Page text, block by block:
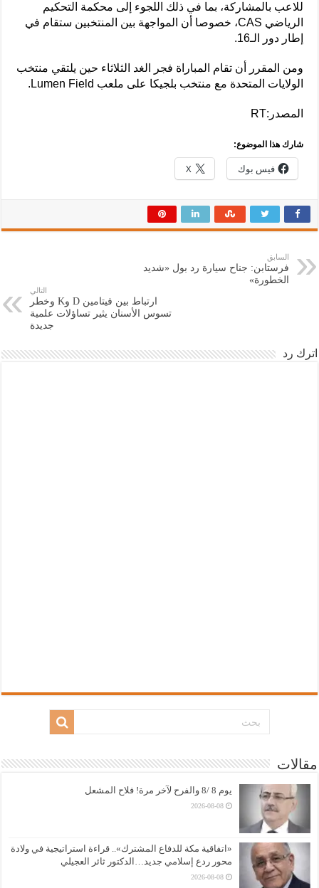
للاعب بالمشاركة، بما في ذلك اللجوء إلى محكمة التحكيم
الرياضي CAS، خصوصا أن المواجهة بين المنتخبين ستقام في
إطار دور الـ16.
ومن المقرر أن تقام المباراة فجر الغد الثلاثاء حين يلتقي منتخب
الولايات المتحدة مع منتخب بلجيكا على ملعب Lumen Field.
المصدر:RT
شارك هذا الموضوع:
فيس بوك X
السابق
فرستابن: جناح سيارة رد بول «شديد
الخطورة»
التالي
ارتباط بين فيتامين D وK وخطر
تسوس الأسنان يثير تساؤلات علمية
جديدة
اترك رد
مقالات
يوم 8 /8 والفرح لآخر مرة! فلاح المشعل
2026-08-08
«اتفاقية مكة للدفاع المشترك».. قراءة استراتيجية في ولادة
محور ردع إسلامي جديد…الدكتور ثائر العجيلي
2026-08-08